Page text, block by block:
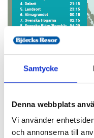
Samtycke
Denna webbplats
Vi använder
och annonserna till